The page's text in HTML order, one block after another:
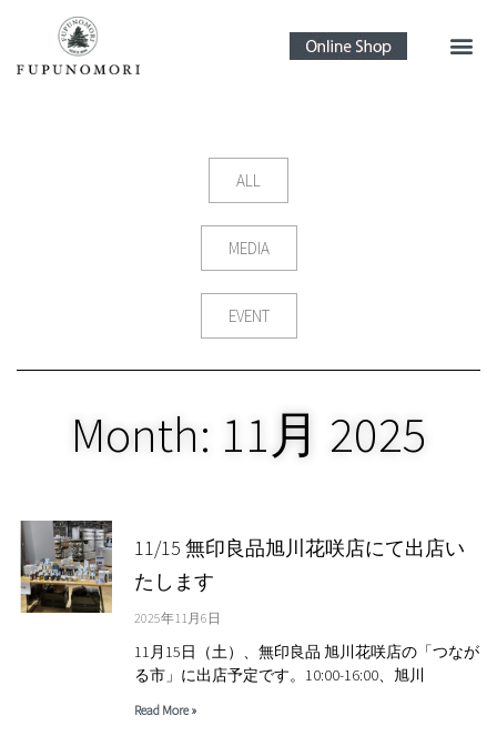
ALL
MEDIA
EVENT
Month: 11月 2025
11/15 無印良品旭川花咲店にて出店い
たします
2025年11月6日
11月15日（土）、無印良品 旭川花咲店の「つなが
る市」に出店予定です。10:00-16:00、旭川
Read More »